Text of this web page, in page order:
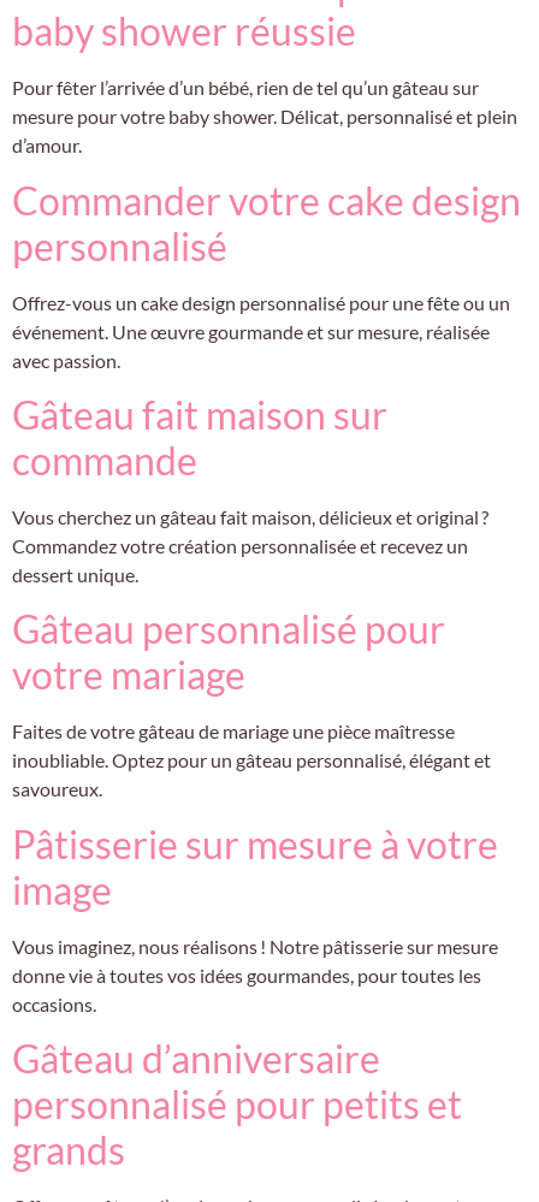
baby shower réussie
Pour fêter l’arrivée d’un bébé, rien de tel qu’un gâteau sur
mesure pour votre baby shower. Délicat, personnalisé et plein
d’amour.
Commander votre cake design
personnalisé
Offrez-vous un cake design personnalisé pour une fête ou un
événement. Une œuvre gourmande et sur mesure, réalisée
avec passion.
Gâteau fait maison sur
commande
Vous cherchez un gâteau fait maison, délicieux et original ?
Commandez votre création personnalisée et recevez un
dessert unique.
Gâteau personnalisé pour
votre mariage
Faites de votre gâteau de mariage une pièce maîtresse
inoubliable. Optez pour un gâteau personnalisé, élégant et
savoureux.
Pâtisserie sur mesure à votre
image
Vous imaginez, nous réalisons ! Notre pâtisserie sur mesure
donne vie à toutes vos idées gourmandes, pour toutes les
occasions.
Gâteau d’anniversaire
personnalisé pour petits et
grands